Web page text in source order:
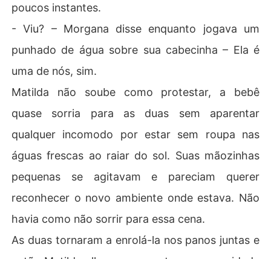
poucos instantes.
- Viu? – Morgana disse enquanto jogava um
punhado de água sobre sua cabecinha – Ela é
uma de nós, sim.
Matilda não soube como protestar, a bebê
quase sorria para as duas sem aparentar
qualquer incomodo por estar sem roupa nas
águas frescas ao raiar do sol. Suas mãozinhas
pequenas se agitavam e pareciam querer
reconhecer o novo ambiente onde estava. Não
havia como não sorrir para essa cena.
As duas tornaram a enrolá-la nos panos juntas e